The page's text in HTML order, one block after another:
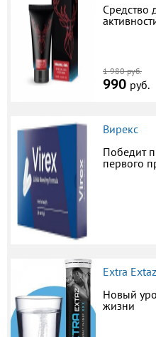
Средство
1 980 руб.
990 руб.
Вирекс
Победит
первого
Extra Extaz
Новый
жизни